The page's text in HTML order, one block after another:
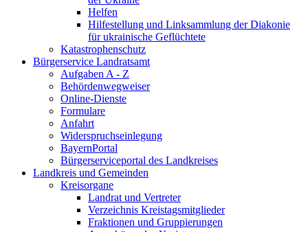
Helfen
Hilfestellung und Linksammlung der Diakonie
für ukrainische Geflüchtete
Katastrophenschutz
Bürgerservice Landratsamt
Aufgaben A - Z
Behördenwegweiser
Online-Dienste
Formulare
Anfahrt
Widerspruchseinlegung
BayernPortal
Bürgerserviceportal des Landkreises
Landkreis und Gemeinden
Kreisorgane
Landrat und Vertreter
Verzeichnis Kreistagsmitglieder
Fraktionen und Gruppierungen